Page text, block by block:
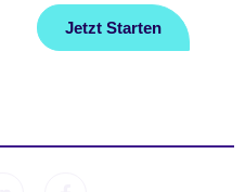
Jetzt Starten